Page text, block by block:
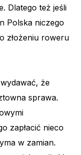
Dlatego też jeśli
Polska niczego
złożeniu roweru
że
sprawa.
zapłacić nieco
w zamian.